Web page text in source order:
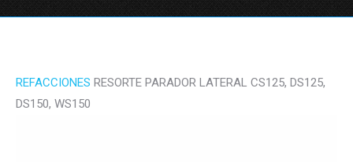
REFACCIONES RESORTE PARADOR LATERAL CS125, DS125,
DS150, WS150